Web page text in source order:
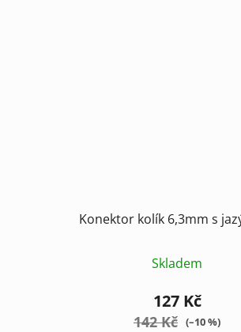
Konektor kolík 6,3mm s
Skladem
127 Kč
142 Kč (–10 %)